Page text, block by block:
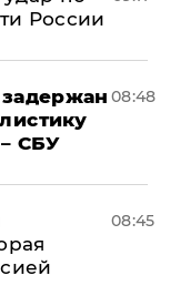
России
СБУ
08:48
08:45